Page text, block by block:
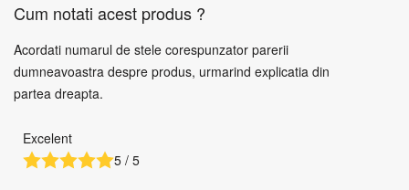
Cum notati acest produs ?
Acordati numarul de stele corespunzator parerii
dumneavoastra despre produs, urmarind explicatia din
partea dreapta.
Excelent
5 / 5